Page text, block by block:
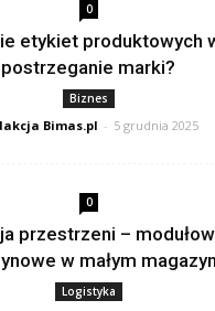
0
etykiet produktowych
postrzeganie marki?
Biznes
Bimas.pl - 5 grudnia 2025
0
przestrzeni –
w małym
Logistyka